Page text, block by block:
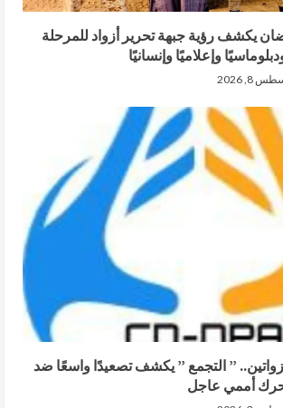
يكشف رؤية جبهة تحرير أزواد للمرحلة
وإعلاميًا وإنسانيًا
8, 2026
” التجمع ” يكشف تصعيدًا واسعًا ضد
أممي عاجل